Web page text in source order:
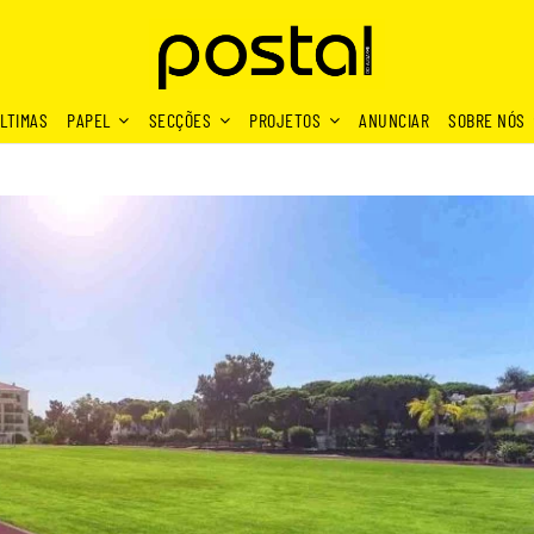
PAPEL SECÇÕES PROJETOS ANUNCIAR SOBRE NÓS